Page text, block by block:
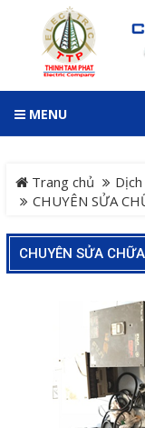
MENU
Trang chủ
CHUYÊN SỬA
CHUYÊN SỬA
Trang chủ
Sản phẩm
Hệ Thống Cảnh
Toàn Xe Nâng
Hệ thống điều
sát và thu thập dữ